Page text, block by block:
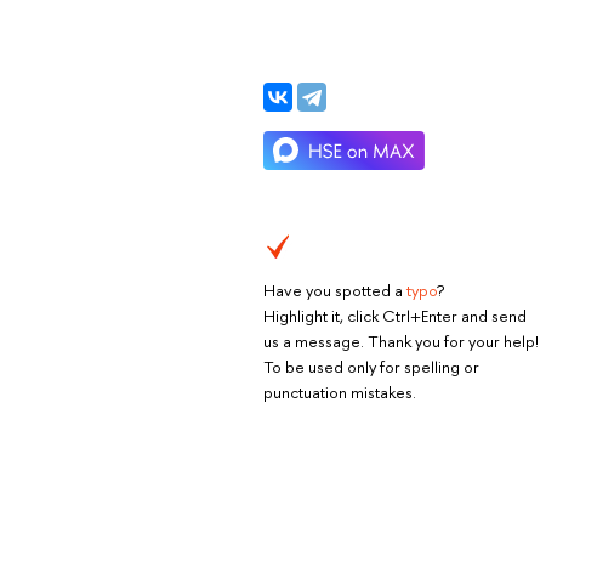
Have you spotted a typo?
Highlight it, click Ctrl+Enter and send
us a message. Thank you for your help!
To be used only for spelling or
punctuation mistakes.